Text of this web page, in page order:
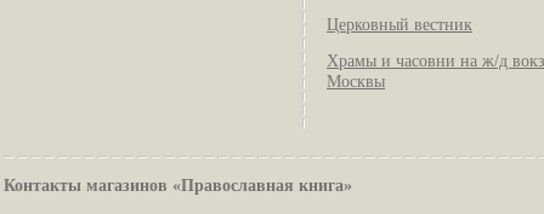
Церковный вестник
Храмы и часовни на ж/д
Москвы
Контакты магазинов «Православная книга»